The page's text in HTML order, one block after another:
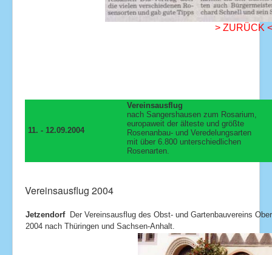
> ZURÜCK <
11. - 12.09.2004
Vereinsausflug
nach Sangershausen zum Rosarium,
europaweit der älteste und größte
Rosenanbau- und Veredelungsarten
mit über 6.800 unterschiedlichen
Rosenarten.
Vereinsausflug 2004
Jetzendorf Der Vereinsausflug des Obst- und Gartenbauvereins
2004 nach Thüringen und Sachsen-Anhalt.